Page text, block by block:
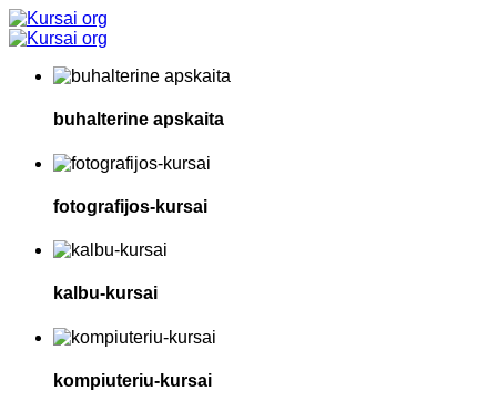
buhalterine apskaita
fotografijos-kursai
kalbu-kursai
kompiuteriu-kursai